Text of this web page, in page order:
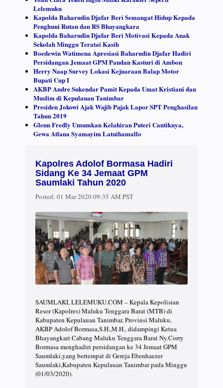
Lelemuku
Kapolda Baharudin Djafar Beri Semangat Hidup Kepada
Penghuni Rutan dan RS Bhayangkara
Kapolda Baharudin Djafar Beri Motivasi Kepada Anak
Sekolah Minggu Teratai Kasih
Boedewin Watimena Apresiasi Baharudin Djafar Hadiri
Persidangan Jemaat GPM Pandan Kasturi di Ambon
Herry Naap Survey Lokasi Kejuaraan Balap Motor
Bupati Cup I
AKBP Andre Sukendar Pamit Kepada Umat Kristiani dan
Muslim di Kepulauan Tanimbar
Presiden Jokowi Ajak Wajib Pajak Lapor SPT Penghasilan
Tahun 2019
Glenn Fredly Umumkan Kelahiran Puteri Cantiknya,
Gewa Atlana Syamayim Latuihamallo
Kapolres Adolof Bormasa Hadiri
Sidang Ke 34 Jemaat GPM
Saumlaki Tahun 2020
Posted: 01 Mar 2020 09:35 AM PST
SAUMLAKI, LELEMUKU.COM – Kepala Kepolisian
Resor (Kapolres) Maluku Tenggara Barat (MTB) di
Kabupaten Kepulauan Tanimbar, Provinsi Maluku,
AKBP Adolof Bormasa,S.H.,M.H., didampingi Ketua
Bhayangkari Cabang Maluku Tenggara Barat Ny.Corry
Bormasa menghadiri persidangan ke 34 Jemaat GPM
Saumlaki,yang bertempat di Gereja Ebenhaezer
Saumlaki,Kabupaten Kepulauan Tanimbar pada Minggu
(01/03/2020).